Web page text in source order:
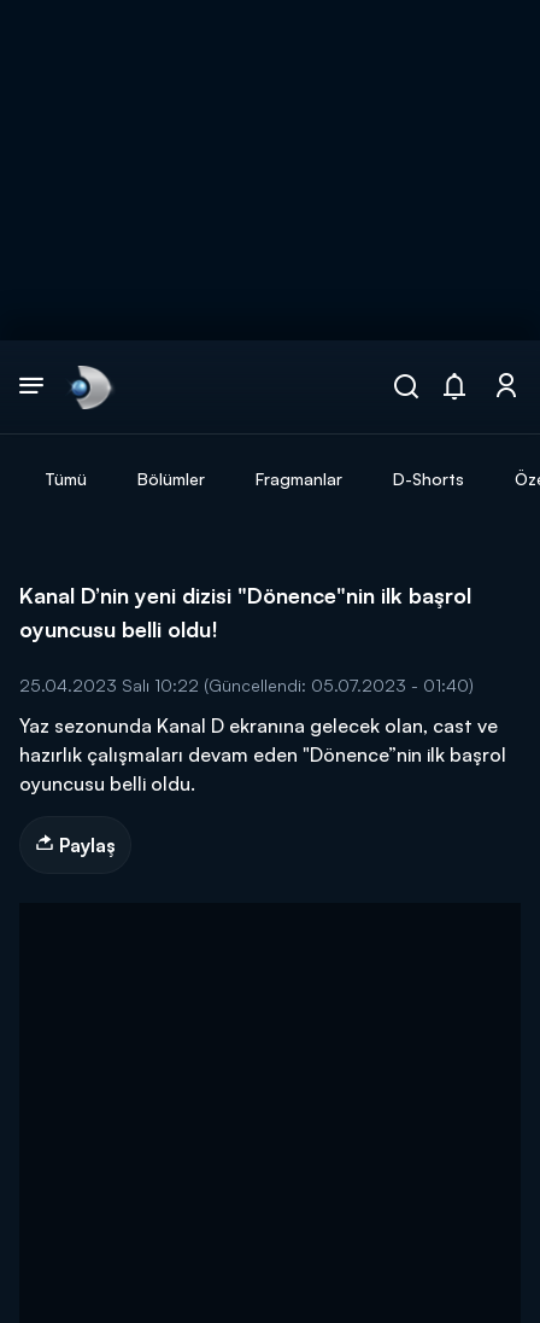
Tümü Bölümler Fragmanlar D-Shorts
Kanal D’nin yeni dizisi "Dönence"nin ilk başrol
oyuncusu belli oldu!
25.04.2023 Salı 10:22 (Güncellendi: 05.07.2023 - 01:40)
Yaz sezonunda Kanal D ekranına gelecek olan, cast ve
hazırlık çalışmaları devam eden "Dönence”nin ilk başrol
oyuncusu belli oldu.
Paylaş